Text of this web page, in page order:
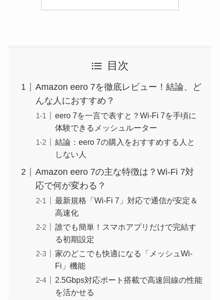
目次
Amazon eero 7を徹底レビュー！結論、ど
んな人におすすめ？
eero 7を一言で表すと？Wi-Fi 7を手頃に
体験できるメッシュルーター
結論：eero 7の購入をおすすめする人と
しない人
Amazon eero 7の主な特徴は？Wi-Fi 7対
応で何が変わる？
最新規格「Wi-Fi 7」対応で通信が安定＆
高速化
誰でも簡単！スマホアプリだけで完結す
る初期設定
家のどこでも快適になる「メッシュWi-
Fi」機能
2.5Gbps対応ポート搭載で高速回線の性能
を活かせる